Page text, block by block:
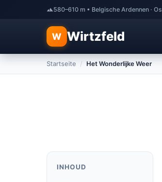
580–610 m • Belgische Ardennen ·
W Wirtzfeld
Startseite / Het Wonderlijke Weer
INHOUD